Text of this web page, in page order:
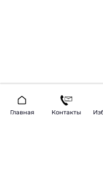
Главная Контакты
2026 ©